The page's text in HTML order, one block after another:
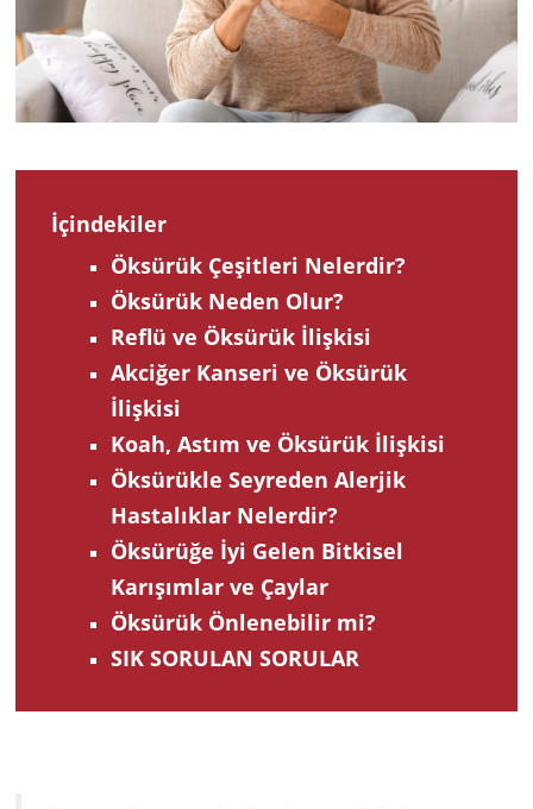
İçindekiler
Öksürük Çeşitleri Nelerdir?
Öksürük Neden Olur?
Reflü ve Öksürük İlişkisi
Akciğer Kanseri ve Öksürük
İlişkisi
Koah, Astım ve Öksürük İlişkisi
Öksürükle Seyreden Alerjik
Hastalıklar Nelerdir?
Öksürüğe İyi Gelen Bitkisel
Karışımlar ve Çaylar
Öksürük Önlenebilir mi?
SIK SORULAN SORULAR